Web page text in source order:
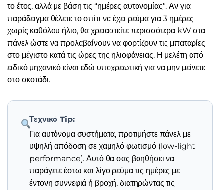
το έτος, αλλά με βάση τις “ημέρες αυτονομίας”. Αν για
παράδειγμα θέλετε το σπίτι να έχει ρεύμα για 3 ημέρες
χωρίς καθόλου ήλιο, θα χρειαστείτε περισσότερα kW στα
πάνελ ώστε να προλαβαίνουν να φορτίζουν τις μπαταρίες
στο μέγιστο κατά τις ώρες της ηλιοφάνειας. Η μελέτη από
ειδικό μηχανικό είναι εδώ υποχρεωτική για να μην μείνετε
στο σκοτάδι.
Τεχνικό Tip:
Για αυτόνομα συστήματα, προτιμήστε πάνελ με
υψηλή απόδοση σε χαμηλό φωτισμό (low-light
performance). Αυτό θα σας βοηθήσει να
παράγετε έστω και λίγο ρεύμα τις ημέρες με
έντονη συννεφιά ή βροχή, διατηρώντας τις